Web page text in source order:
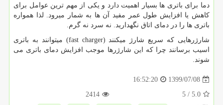
دما برای باتری ها بسیار اهمیت دارد و یکی از مهم ترین عوامل برای
کاهش یا افزایش طول عمر مفید آن ها به شمار میرود. لذا همواره
باتری ها را در دمای اتاق نگهدارید. نه سرد نه گرم.
شارژرهایی که سریع شارژ میکنند (fast charger) میتوانند به باتری
اسیب برسانند چرا که این شارژرها موجب افزایش دمای باتری می
شوند.
1399/07/08
16:52:20
5.0
/ 5
2414